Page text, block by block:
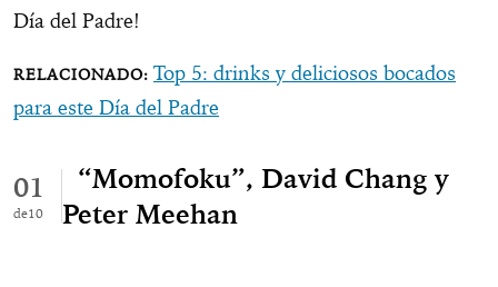
Día del Padre!
Top 5: drinks y deliciosos bocados
para este Día del Padre
01
10
“Momofoku”, David Chang y
Peter Meehan